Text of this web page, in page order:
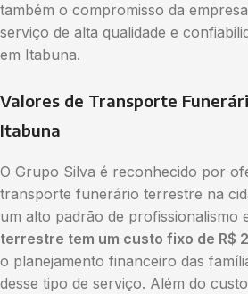
também o compromisso da
serviço de alta qualidade e
em Itabuna.
Valores de Transporte
Itabuna
O Grupo Silva é reconhecido por
transporte funerário terrestre na
um alto padrão de profissionalismo
terrestre tem um custo fixo de R$
o planejamento financeiro das
desse tipo de serviço. Além do